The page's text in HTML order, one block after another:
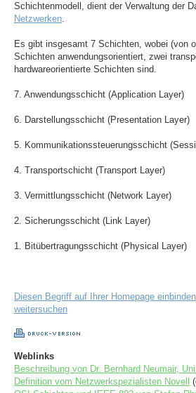
Schichtenmodell, dient der Verwaltung der
Netzwerken.
Es gibt insgesamt 7 Schichten, wobei (von
Schichten anwendungsorientiert, zwei
hardwareorientierte Schichten sind.
7. Anwendungsschicht (Application Layer)
6. Darstellungsschicht (Presentation Layer)
5. Kommunikationssteuerungsschicht
4. Transportschicht (Transport Layer)
3. Vermittlungsschicht (Network Layer)
2. Sicherungsschicht (Link Layer)
1. Bitübertragungsschicht (Physical Layer)
Diesen Begriff auf Ihrer Homepage einbinden
weitersuchen
Weblinks
Beschreibung von Dr. Bernhard Neumair,
Definition vom Netzwerkspezialisten Novell